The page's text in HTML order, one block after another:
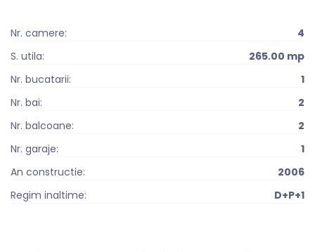
Nr. camere:
4
S. utila:
265.00 mp
Nr. bucatarii:
1
Nr. bai:
2
Nr. balcoane:
2
Nr. garaje:
1
An constructie:
2006
Regim inaltime:
D+P+1